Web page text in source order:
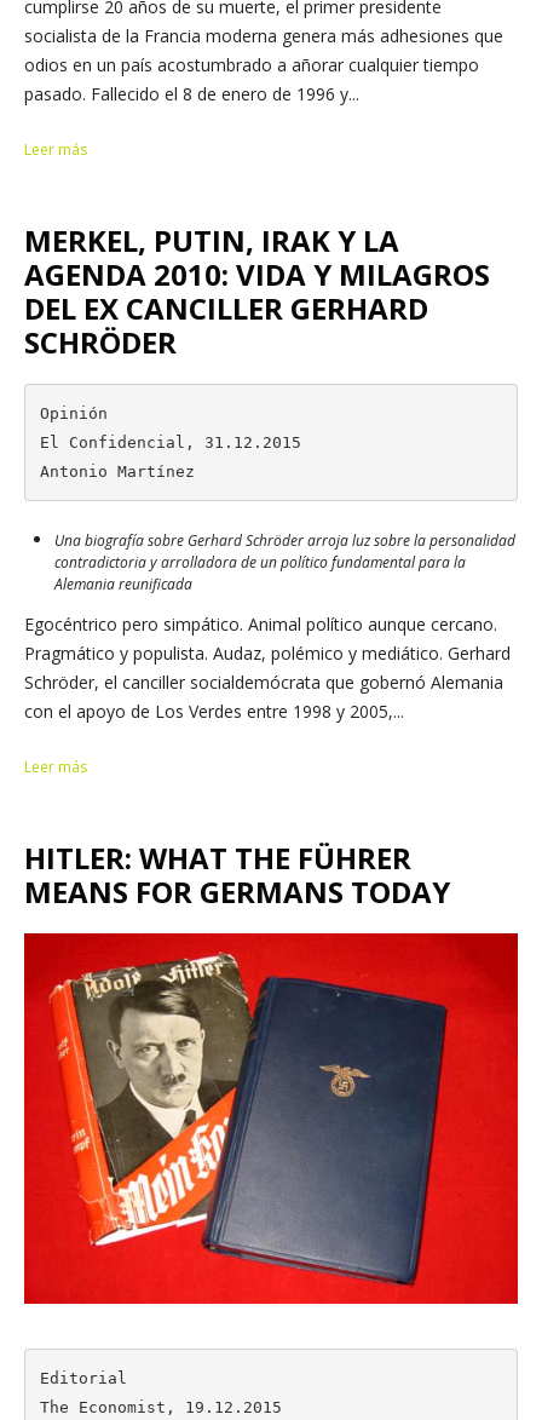
cumplirse 20 años de su muerte, el primer presidente
socialista de la Francia moderna genera más adhesiones que
odios en un país acostumbrado a añorar cualquier tiempo
pasado. Fallecido el 8 de enero de 1996 y...
Leer más
MERKEL, PUTIN, IRAK Y LA
AGENDA 2010: VIDA Y MILAGROS
DEL EX CANCILLER GERHARD
SCHRÖDER
Opinión
El Confidencial, 31.12.2015
Antonio Martínez
Una biografía sobre Gerhard Schröder arroja luz sobre la personalidad
contradictoria y arrolladora de un político fundamental para la
Alemania reunificada
Egocéntrico pero simpático. Animal político aunque cercano.
Pragmático y populista. Audaz, polémico y mediático. Gerhard
Schröder, el canciller socialdemócrata que gobernó Alemania
con el apoyo de Los Verdes entre 1998 y 2005,...
Leer más
HITLER: WHAT THE FÜHRER
MEANS FOR GERMANS TODAY
Editorial
The Economist, 19.12.2015